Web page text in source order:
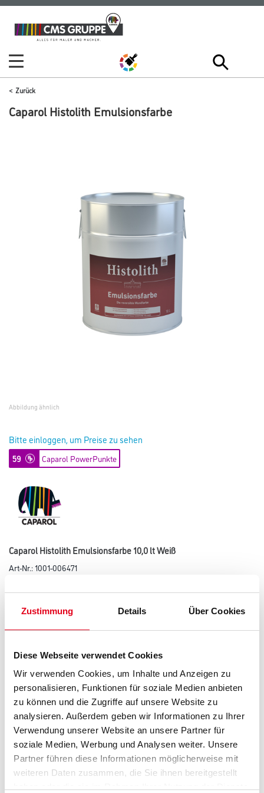
Zustimmung Details Über Cookies
Diese Webseite verwendet Cookies
Wir verwenden Cookies, um Inhalte und Anzeigen zu
personalisieren, Funktionen für soziale Medien anbieten
zu können und die Zugriffe auf unsere Website zu
analysieren. Außerdem geben wir Informationen zu Ihrer
Verwendung unserer Website an unsere Partner für
soziale Medien, Werbung und Analysen weiter. Unsere
Partner führen diese Informationen möglicherweise mit
weiteren Daten zusammen, die Sie ihnen bereitgestellt
Zum
Inhalt
Zum
Navigationsmenü
Zurück
Caparol Histolith Emulsionsfarbe
Abbildung ähnlich
Bitte einloggen, um Preise zu sehen
59 Caparol PowerPunkte
Caparol Histolith Emulsionsfarbe 10,0 lt Weiß
Art-Nr.:1001-006471
Wandanstriche und Malereien in denkmalgeschützten Gebäuden
entwickelt.
Farbtonbezeichnung
Glanzgrad
Gebinde